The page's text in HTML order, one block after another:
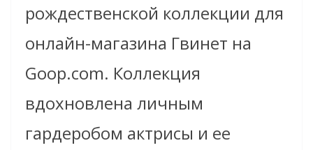
рождественской коллекции для
онлайн-магазина Гвинет на
Goop.com. Коллекция
вдохновлена личным
гардеробом актрисы и ее